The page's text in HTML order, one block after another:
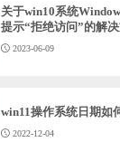
关于win10系统
提示“拒绝访问”的解
2023-06-09
win11操作系统日期如
2022-12-04